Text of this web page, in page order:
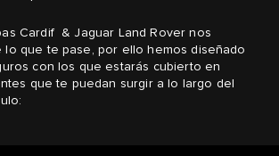
Cardif & Jaguar Land Rover nos
lo que te pase, por ello hemos diseñado
con los que estarás cubierto en
que te puedan surgir a lo largo del